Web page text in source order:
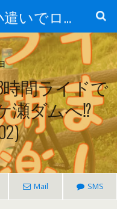
月30,000円のお小遣いでロードバイク
間ライドで
瀬ダムへ⁉
Mail SMS